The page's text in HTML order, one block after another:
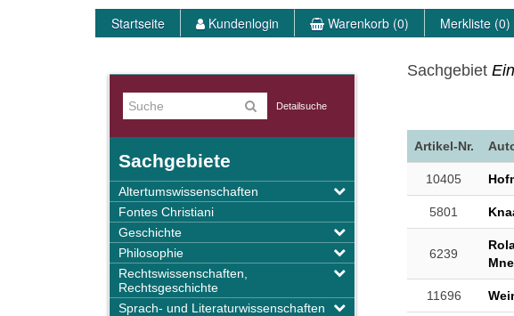
Startseite Kundenlogin Warenkorb (0) Merkliste (0)
Detailsuche
Sachgebiete
Altertumswissenschaften
Fontes Christiani
Geschichte
Philosophie
Rechtswissenschaften,
Rechtsgeschichte
Sprach- und Literaturwissenschaften
Sachgebiet
Artikel-Nr.
10405
5801
6239
11696